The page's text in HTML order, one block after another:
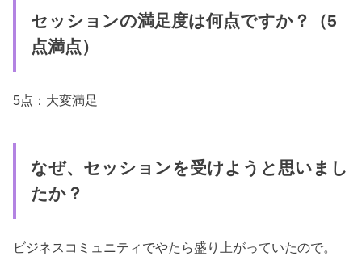
セッションの満足度は何点ですか？（5
点満点）
5点：大変満足
なぜ、セッションを受けようと思いまし
たか？
ビジネスコミュニティでやたら盛り上がっていたので。